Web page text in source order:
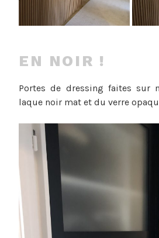
EN NOIR !
Portes de dressing faites sur
laque noir mat et du verre